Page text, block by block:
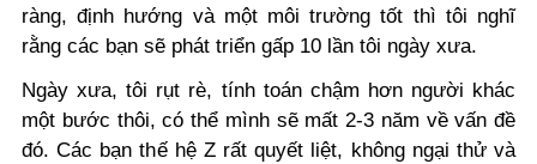
ràng, định hướng và một môi trường tốt thì tôi nghĩ
rằng các bạn sẽ phát triển gấp 10 lần tôi ngày xưa.
Ngày xưa, tôi rụt rè, tính toán chậm hơn người khác
một bước thôi, có thể mình sẽ mất 2-3 năm về vấn đề
đó. Các bạn thế hệ Z rất quyết liệt, không ngại thử và